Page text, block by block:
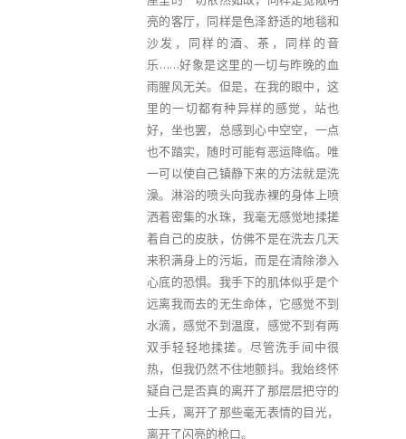
亮的客厅，同样是色泽舒适的地毯和
沙发，同样的酒、茶，同样的音
乐……好象是这里的一切与昨晚的血
雨腥风无关。但是，在我的眼中，这
里的一切都有种异样的感觉，站也
好，坐也罢，总感到心中空空，一点
也不踏实，随时可能有恶运降临。唯
一可以使自己镇静下来的方法就是洗
澡。淋浴的喷头向我赤裸的身体上喷
洒着密集的水珠，我毫无感觉地揉搓
着自己的皮肤，仿佛不是在洗去几天
来积满身上的污垢，而是在清除渗入
心底的恐惧。我手下的肌体似乎是个
远离我而去的无生命体，它感觉不到
水滴，感觉不到温度，感觉不到有两
双手轻轻地揉搓。尽管洗手间中很
热，但我仍然不住地颤抖。我始终怀
疑自己是否真的离开了那层层把守的
士兵，离开了那些毫无表情的目光，
离开了闪亮的枪口。